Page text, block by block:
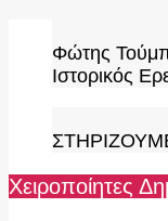
content
Φώτης
Ιστορικός
Χειροποίητες